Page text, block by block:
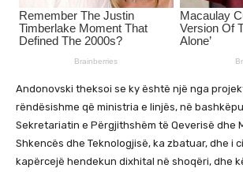
Andonovski theksoi se ky është një nga
rëndësishme që ministria e linjës, në
Sekretariatin e Përgjithshëm të Qeverisë dhe
Shkencës dhe Teknologjisë, ka zbatuar, dhe i
kapërcejë hendekun dixhital në shoqëri, dhe